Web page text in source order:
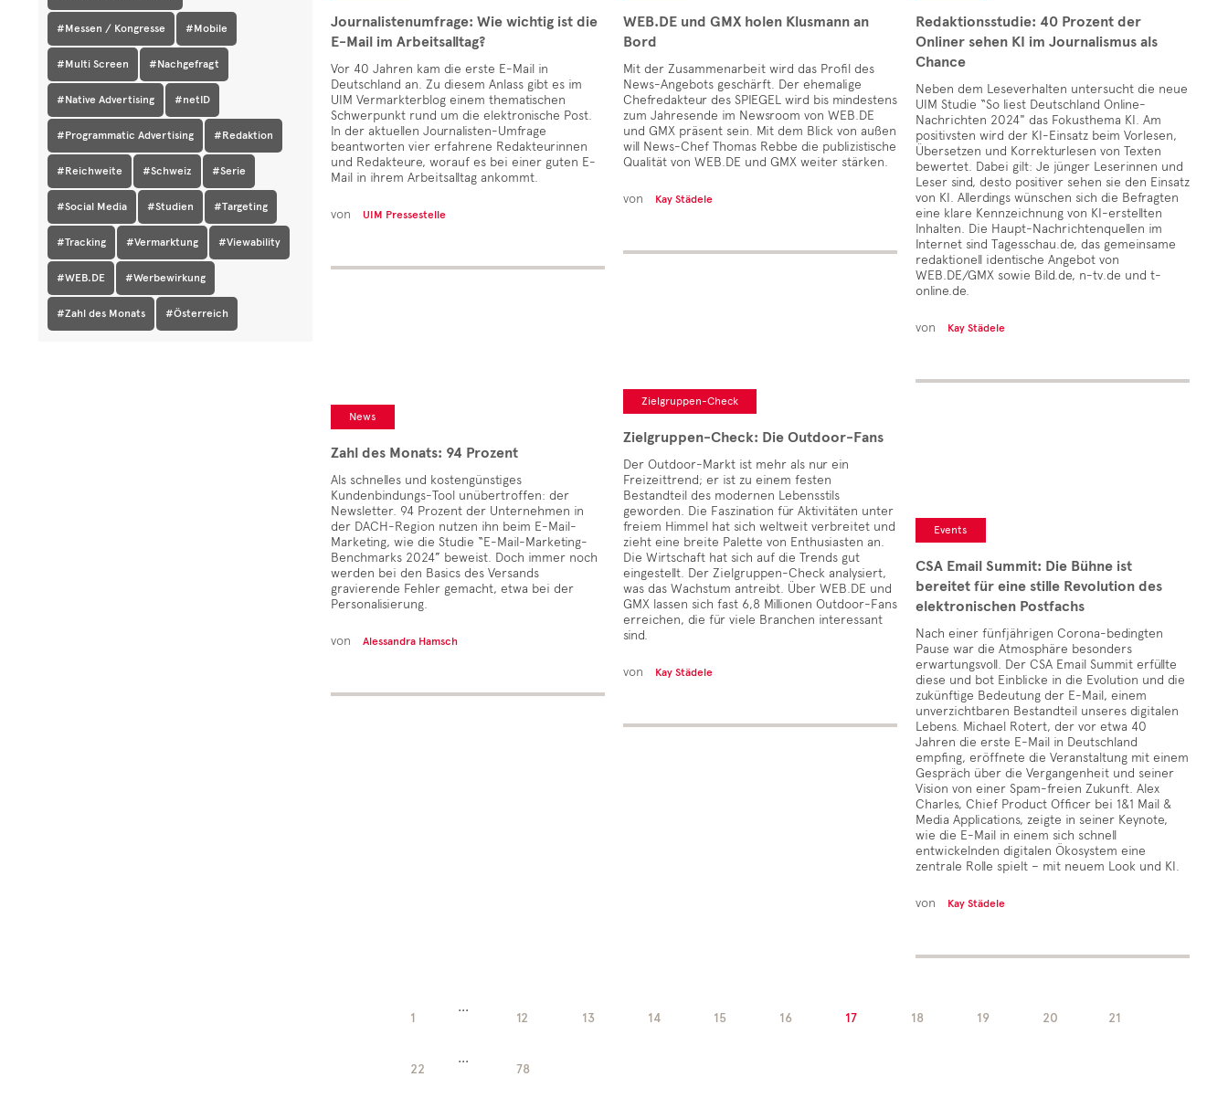
#Messen / Kongresse #Mobile
#Multi Screen #Nachgefragt
#Native Advertising #netID
#Programmatic Advertising #Redaktion
#Reichweite #Schweiz #Serie
#Social Media #Studien #Targeting
#Tracking #Vermarktung #Viewability
#WEB.DE #Werbewirkung
#Zahl des Monats #Österreich
Journalistenumfrage: Wie wichtig ist die
E-Mail im Arbeitsalltag?
Vor 40 Jahren kam die erste E-Mail in
Deutschland an. Zu diesem Anlass gibt es im
UIM Vermarkterblog einem thematischen
Schwerpunkt rund um die elektronische Post.
In der aktuellen Journalisten-Umfrage
beantworten vier erfahrene Redakteurinnen
und Redakteure, worauf es bei einer guten E-
Mail in ihrem Arbeitsalltag ankommt.
von UIM Pressestelle
News
Zahl des Monats: 94 Prozent
Als schnelles und kostengünstiges
Kundenbindungs-Tool unübertroffen: der
Newsletter. 94 Prozent der Unternehmen in
der DACH-Region nutzen ihn beim E-Mail-
Marketing, wie die Studie “E-Mail-Marketing-
Benchmarks 2024” beweist. Doch immer noch
werden bei den Basics des Versands
gravierende Fehler gemacht, etwa bei der
Personalisierung.
von Alessandra Hamsch
WEB.DE und GMX holen Klusmann an
Bord
Mit der Zusammenarbeit wird das Profil des
News-Angebots geschärft. Der ehemalige
Chefredakteur des SPIEGEL wird bis mindestens
zum Jahresende im Newsroom von WEB.DE
und GMX präsent sein. Mit dem Blick von außen
will News-Chef Thomas Rebbe die publizistische
Qualität von WEB.DE und GMX weiter stärken.
von Kay Städele
Zielgruppen-Check
Zielgruppen-Check: Die Outdoor-Fans
Der Outdoor-Markt ist mehr als nur ein
Freizeittrend; er ist zu einem festen
Bestandteil des modernen Lebensstils
geworden. Die Faszination für Aktivitäten unter
freiem Himmel hat sich weltweit verbreitet und
zieht eine breite Palette von Enthusiasten an.
Die Wirtschaft hat sich auf die Trends gut
eingestellt. Der Zielgruppen-Check analysiert,
was das Wachstum antreibt. Über WEB.DE und
GMX lassen sich fast 6,8 Millionen Outdoor-Fans
erreichen, die für viele Branchen interessant
sind.
von Kay Städele
Redaktionsstudie: 40 Prozent der
Onliner sehen KI im Journalismus als
Chance
Neben dem Leseverhalten untersucht die neue
UIM Studie “So liest Deutschland Online-
Nachrichten 2024" das Fokusthema KI. Am
positivsten wird der KI-Einsatz beim Vorlesen,
Übersetzen und Korrekturlesen von Texten
bewertet. Dabei gilt: Je jünger Leserinnen und
Leser sind, desto positiver sehen sie den Einsatz
von KI. Allerdings wünschen sich die Befragten
eine klare Kennzeichnung von KI-erstellten
Inhalten. Die Haupt-Nachrichtenquellen im
Internet sind Tagesschau.de, das gemeinsame
redaktionell identische Angebot von
WEB.DE/GMX sowie Bild.de, n-tv.de und t-
online.de.
von Kay Städele
Events
CSA Email Summit: Die Bühne ist
bereitet für eine stille Revolution des
elektronischen Postfachs
Nach einer fünfjährigen Corona-bedingten
Pause war die Atmosphäre besonders
erwartungsvoll. Der CSA Email Summit erfüllte
diese und bot Einblicke in die Evolution und die
zukünftige Bedeutung der E-Mail, einem
unverzichtbaren Bestandteil unseres digitalen
Lebens. Michael Rotert, der vor etwa 40
Jahren die erste E-Mail in Deutschland
empfing, eröffnete die Veranstaltung mit einem
Gespräch über die Vergangenheit und seiner
Vision von einer Spam-freien Zukunft. Alex
Charles, Chief Product Officer bei 1&1 Mail &
Media Applications, zeigte in seiner Keynote,
wie die E-Mail in einem sich schnell
entwickelnden digitalen Ökosystem eine
zentrale Rolle spielt – mit neuem Look und KI.
von Kay Städele
1
...
12 13 14 15 16 17 18 19 20 21
22
...
78